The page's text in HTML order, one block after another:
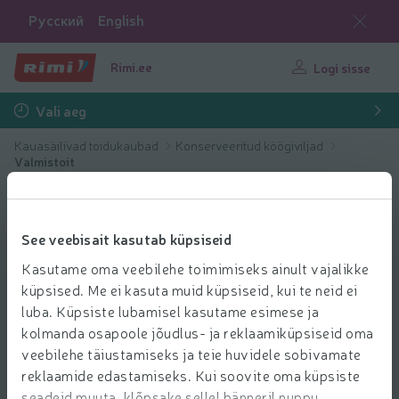
See veebisait kasutab küpsiseid
Kasutame oma veebilehe toimimiseks ainult vajalikke
küpsised. Me ei kasuta muid küpsiseid, kui te neid ei
luba. Küpsiste lubamisel kasutame esimese ja
kolmanda osapoole jõudlus- ja reklaamiküpsiseid oma
veebilehe täiustamiseks ja teie huvidele sobivamate
reklaamide edastamiseks. Kui soovite oma küpsiste
Русский English
Rimi.ee Logi sisse
Vali aeg
Kauasäilivad toidukaubad
Konserveeritud köögiviljad
Valmistoit